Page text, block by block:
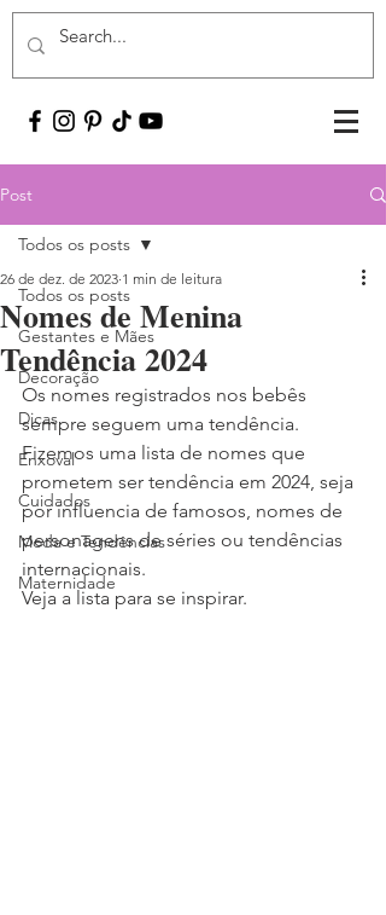
Post
Todos os posts
Gestantes e Mães
Decoração
Dicas
Enxoval
Cuidados
Moda e Tendências
Maternidade
Todos os posts
Nomes de Menina
Tendência 2024
26 de dez. de 2023 1 min de leitura
Os nomes registrados nos bebês
sempre seguem uma tendência.
Fizemos uma lista de nomes que
prometem ser tendência em 2024, seja
por influencia de famosos, nomes de
personagens de séries ou tendências
internacionais.
Veja a lista para se inspirar.